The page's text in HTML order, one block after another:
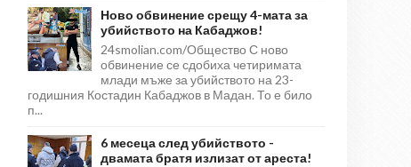
Ново обвинение срещу 4-мата за
убийството на Кабаджов!
24smolian.com/Общество С ново
обвинение се сдобиха четиримата
млади мъже за убийството на 23-
годишния Костадин Кабаджов в Мадан. То е било
п...
6 месеца след убийството -
двамата братя излизат от ареста!